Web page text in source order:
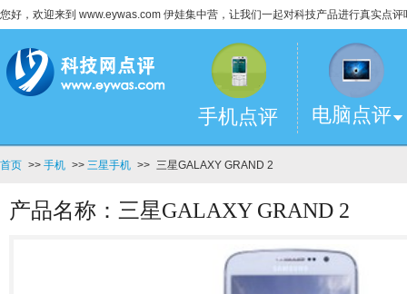
您好，欢迎来到 www.eywas.com 伊娃集中营，让我们一起对科技产品进行真实点评
手机点评 电脑点评
首页 >> 手机 >> 三星手机 >> 三星GALAXY GRAND 2
产品名称：三星GALAXY GRAND 2